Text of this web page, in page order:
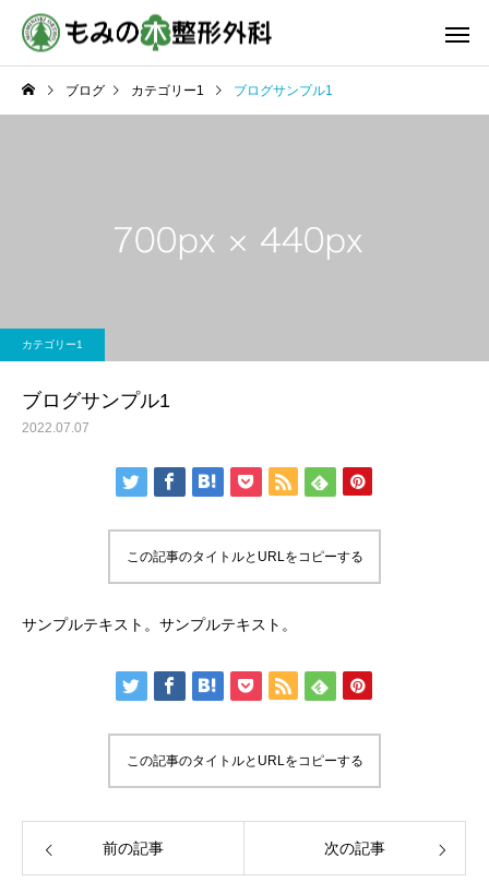
一般整形外科
スポーツリハビリテー
ブログ カテゴリー1 ブログサンプル1
カテゴリー1
ブログサンプル1
2022.07.07
この記事のタイトルとURLをコピーする
サンプルテキスト。サンプルテキスト。
この記事のタイトルとURLをコピーする
前の記事 次の記事